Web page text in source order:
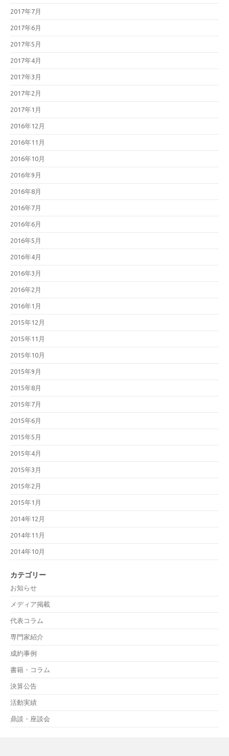
2017年7月
2017年6月
2017年5月
2017年4月
2017年3月
2017年2月
2017年1月
2016年12月
2016年11月
2016年10月
2016年9月
2016年8月
2016年7月
2016年6月
2016年5月
2016年4月
2016年3月
2016年2月
2016年1月
2015年12月
2015年11月
2015年10月
2015年9月
2015年8月
2015年7月
2015年6月
2015年5月
2015年4月
2015年3月
2015年2月
2015年1月
2014年12月
2014年11月
2014年10月
カテゴリー
お知らせ
メディア掲載
代表コラム
専門家紹介
成約事例
書籍・コラム
決算公告
活動実績
鼎談・座談会